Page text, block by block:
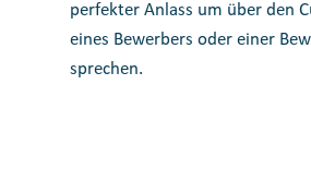
perfekter Anlass um über den
eines Bewerbers oder einer
sprechen.